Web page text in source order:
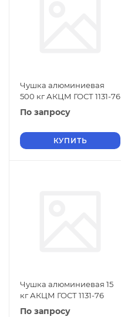
Чушка алюминиевая
500 кг АКЦМ ГОСТ 1131-76
По запросу
КУПИТЬ
Чушка алюминиевая 15
кг АКЦМ ГОСТ 1131-76
По запросу